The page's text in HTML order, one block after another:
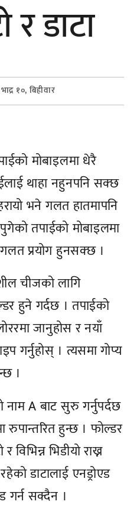
र डाटा
१०, बिहीवार
मोबाइलमा धेरै
थाहा नहुनपनि सक्छ
भने गलत हातमापनि
तपाईको मोबाइलमा
प्रयोग हुनसक्छ ।
चीजको लागि
हुने गर्दछ । तपाईको
जानुहोस र नयाँ
गर्नुहोस् । त्यसमा गोप्य
।
नाम A बाट सुरु गर्नुपर्दछ
रुपान्तरित हुन्छ । फोल्डर
विभिन्न भिडीयो राख्न
डाटालाई एनड्रोएड
गर्न सक्दैन ।